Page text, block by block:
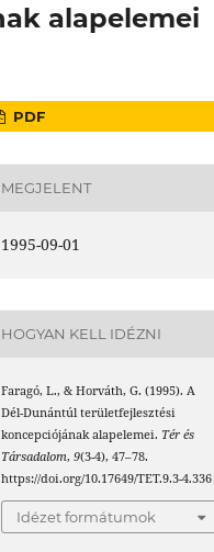
alapelemei
PDF
MEGJELENT
1995-09-01
HOGYAN KELL IDÉZNI
Faragó, L., & Horváth, G. (1995). A
Dél-Dunántúl területfejlesztési
koncepciójának alapelemei. Tér és
Társadalom,9(3-4), 47–78.
https://doi.org/10.17649/TET.9.3-4.336
Idézet formátumok